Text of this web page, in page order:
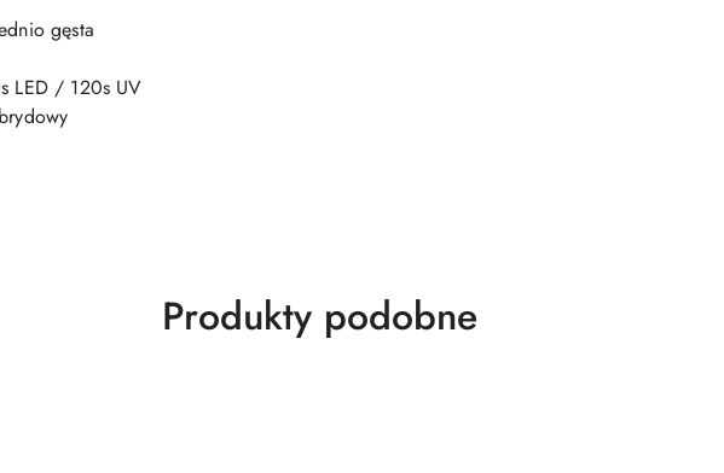
gęsta
LED / 120s UV
Produkty
Produkty podobne